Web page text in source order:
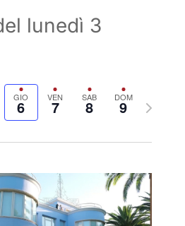
lunedì 3
GIO
6 VEN
7 SAB
8 DOM
9